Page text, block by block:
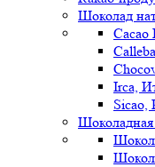
Шоколад
Cacao
Irca,
Sicao,
Шоколадная